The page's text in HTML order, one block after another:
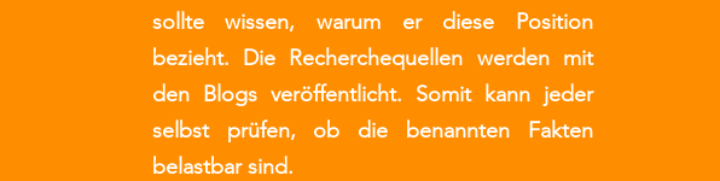
sollte wissen, warum er diese Position
bezieht. Die Recherchequellen werden mit
den Blogs veröffentlicht. Somit kann jeder
selbst prüfen, ob die benannten Fakten
belastbar sind.